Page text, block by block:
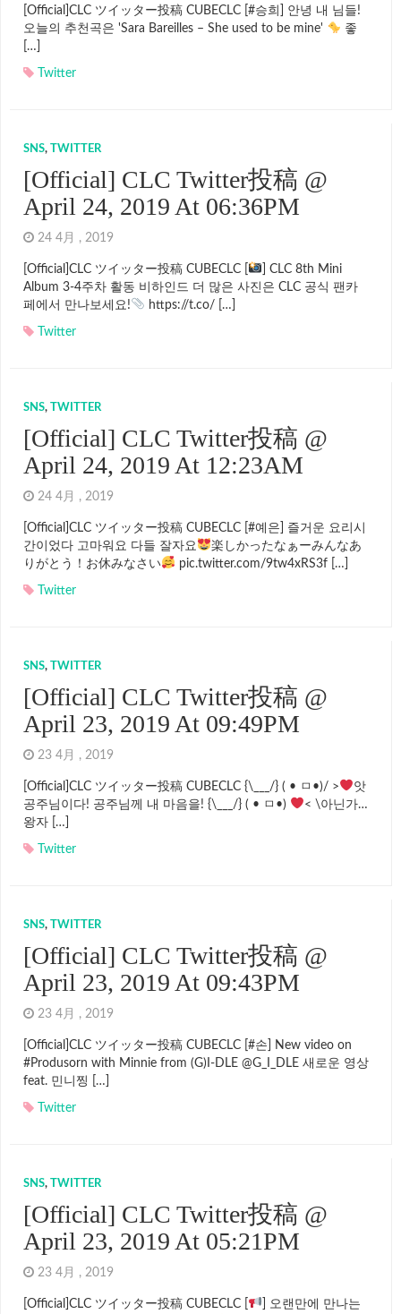
[Official]CLC ツイッター投稿 CUBECLC [#승희] 안녕 내 님들!
오늘의 추천곡은 'Sara Bareilles – She used to be mine'
좋
[…]
Twitter
SNS, TWITTER
[Official] CLC Twitter投稿 @
April 24, 2019 At 06:36PM
24 4月 , 2019
[Official]CLC ツイッター投稿 CUBECLC [
] CLC 8th Mini
Album 3-4주차 활동 비하인드 더 많은 사진은 CLC 공식 팬카
페에서 만나보세요!
https://t.co/ […]
Twitter
SNS, TWITTER
[Official] CLC Twitter投稿 @
April 24, 2019 At 12:23AM
24 4月 , 2019
[Official]CLC ツイッター投稿 CUBECLC [#예은] 즐거운 요리시
간이었다 고마워요 다들 잘자요
楽しかったなぁーみんなあ
りがとう！お休みなさい
pic.twitter.com/9tw4xRS3f […]
Twitter
SNS, TWITTER
[Official] CLC Twitter投稿 @
April 23, 2019 At 09:49PM
23 4月 , 2019
[Official]CLC ツイッター投稿 CUBECLC {\___/} ( • ㅁ•)/ >
앗
공주님이다! 공주님께 내 마음을! {\___/} ( • ㅁ•)
< \아닌가…
왕자 […]
Twitter
SNS, TWITTER
[Official] CLC Twitter投稿 @
April 23, 2019 At 09:43PM
23 4月 , 2019
[Official]CLC ツイッター投稿 CUBECLC [#손] New video on
#Produsorn with Minnie from (G)I-DLE @G_I_DLE 새로운 영상
feat. 민니찡 […]
Twitter
SNS, TWITTER
[Official] CLC Twitter投稿 @
April 23, 2019 At 05:21PM
23 4月 , 2019
[Official]CLC ツイッター投稿 CUBECLC [
] 오랜만에 만나는